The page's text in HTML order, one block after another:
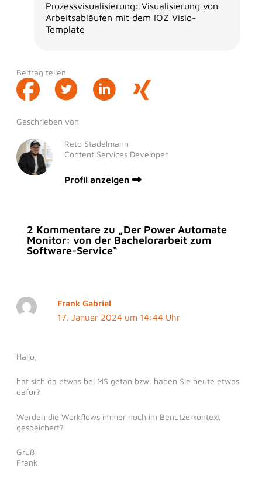
Prozessvisualisierung: Visualisierung von
Arbeitsabläufen mit dem IOZ Visio-
Template
Beitrag teilen
Geschrieben von
Reto Stadelmann
Content Services Developer
Profil anzeigen
2 Kommentare zu „Der Power Automate
Monitor: von der Bachelorarbeit zum
Software-Service“
Frank Gabriel
17. Januar 2024 um 14:44 Uhr
Hallo,
hat sich da etwas bei MS getan bzw. haben Sie heute etwas
dafür?
Werden die Workflows immer noch im Benutzerkontext
gespeichert?
Gruß
Frank